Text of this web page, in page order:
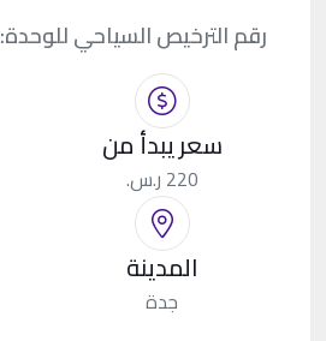
رقم الترخيص السياحي للوحدة:
سعر يبدأ من
220 ر.س.
المدينة
جدة